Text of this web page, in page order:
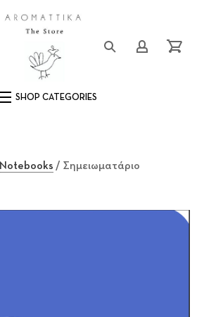
Logo
Main Navigation
Notebooks / Σημειωματάριο